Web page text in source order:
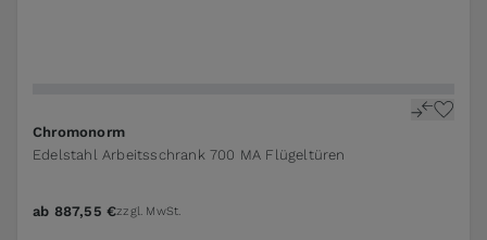
Chromonorm
Edelstahl Arbeitsschrank 700 MA Flügeltüren
The price depends on the options chosen on the
ab 887,55 €zzgl. MwSt.